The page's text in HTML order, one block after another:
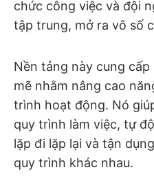
chức công việc và đội
tập trung, mở ra vô số
Nền tảng này cung
mẽ nhằm nâng cao
trình hoạt động. Nó
quy trình làm việc, tự
lặp đi lặp lại và tận
quy trình khác nhau.